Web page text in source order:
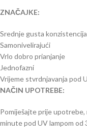
ZNAČAJKE:
Srednje gusta konzistencija
Samonivelirajući
Vrlo dobro prianjanje
Jednofazni
Vrijeme stvrdnjavanja pod
NAČIN UPOTREBE:
Pomiješajte prije upotrebe,
minute pod UV lampom od